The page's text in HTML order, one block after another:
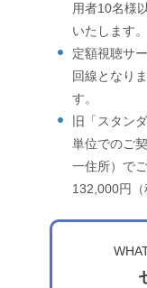
用者10名様
いたします。
定額視聴サ
回線となり
す。
旧「スタン
単位でのご
一住所）で
132,000円（